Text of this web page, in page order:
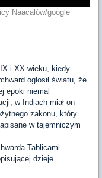
google
i XX wieku, kiedy
ogłosił światu, że
epoki niemal
w Indiach miał on
zakonu, który
w tajemniczym
Tablicami
dzieje